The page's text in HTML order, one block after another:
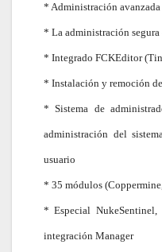
* Administración avanzada
* La administración segura
* Integrado FCKEditor
* Instalación y remoción
* Sistema de
administración del
usuario
* 35 módulos
* Especial
integración Manager